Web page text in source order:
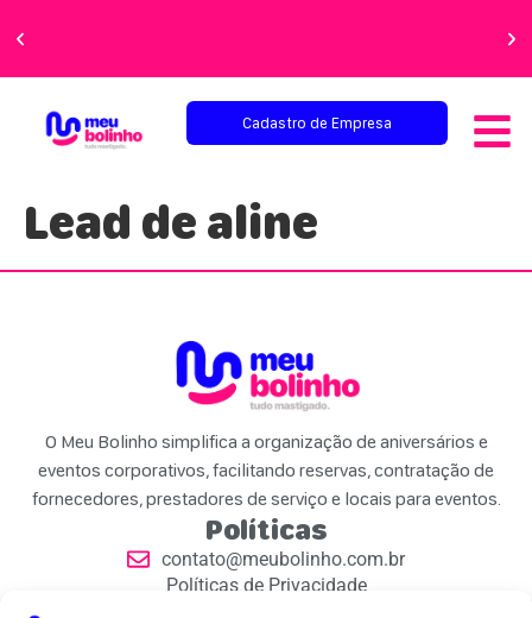
perfeita!
Cadastro de Empresa
Lead de aline
O Meu Bolinho simplifica a organização de aniversários e
eventos corporativos, facilitando reservas, contratação de
fornecedores, prestadores de serviço e locais para eventos.
Políticas
contato@meubolinho.com.br
Políticas de Privacidade